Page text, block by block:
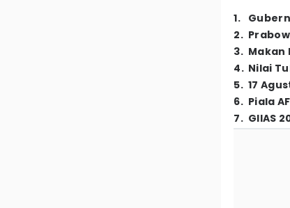
1.
2.
3. Makan
4. Nilai
5. 17
6. Piala
7. GIIAS